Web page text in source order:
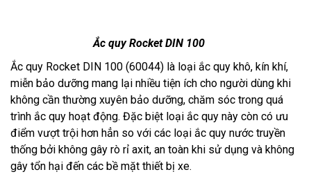
Ắc quy Rocket DIN 100
Ắc quy Rocket DIN 100 (60044) là loại ắc quy khô, kín khí,
miễn bảo dưỡng mang lại nhiều tiện ích cho người dùng khi
không cần thường xuyên bảo dưỡng, chăm sóc trong quá
trình ắc quy hoạt động. Đặc biệt loại ắc quy này còn có ưu
điểm vượt trội hơn hẳn so với các loại ắc quy nước truyền
thống bởi không gây rò rỉ axit, an toàn khi sử dụng và không
gây tổn hại đến các bề mặt thiết bị xe.